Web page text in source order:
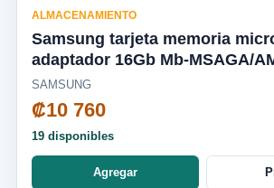
ALMACENAMIENTO
Samsung tarjeta memoria
adaptador 16Gb Mb-MSAGA/
SAMSUNG
₡10 760
19 disponibles
Agregar